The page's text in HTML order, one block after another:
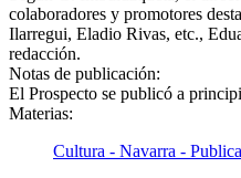
colaboradores y promotores
Ilarregui, Eladio Rivas, etc.,
redacción.
Notas de publicación:
El Prospecto se publicó a
Materias:
Cultura - Navarra -